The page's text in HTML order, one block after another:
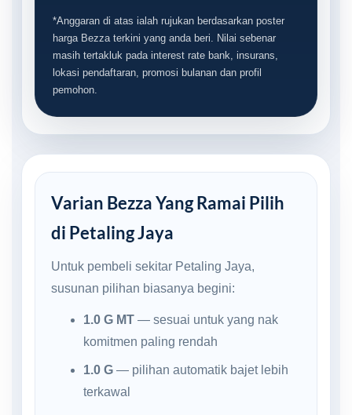
*Anggaran di atas ialah rujukan berdasarkan poster
harga Bezza terkini yang anda beri. Nilai sebenar
masih tertakluk pada interest rate bank, insurans,
lokasi pendaftaran, promosi bulanan dan profil
pemohon.
Varian Bezza Yang Ramai Pilih
di Petaling Jaya
Untuk pembeli sekitar Petaling Jaya,
susunan pilihan biasanya begini:
1.0 G MT— sesuai untuk yang nak
komitmen paling rendah
1.0 G— pilihan automatik bajet lebih
terkawal